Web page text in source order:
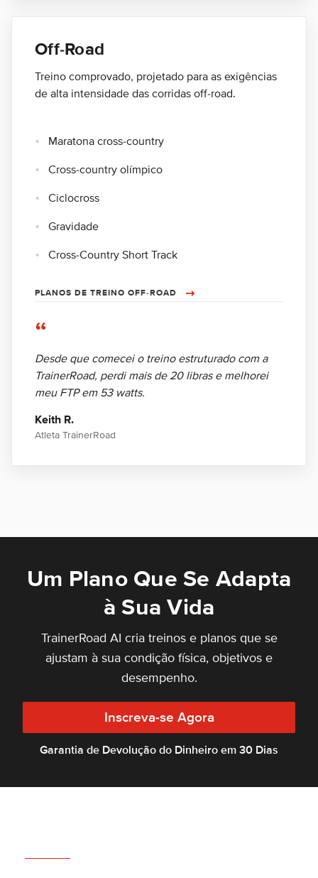
Off-Road
Treino comprovado, projetado para as exigências
de alta intensidade das corridas off-road.
Maratona cross-country
Cross-country olímpico
Ciclocross
Gravidade
Cross-Country Short Track
PLANOS DE TREINO OFF-ROAD
“
Desde que comecei o treino estruturado com a
TrainerRoad, perdi mais de 20 libras e melhorei
meu FTP em 53 watts.
Keith R.
Atleta TrainerRoad
Um Plano Que Se Adapta
à Sua Vida
TrainerRoad AI cria treinos e planos que se
ajustam à sua condição física, objetivos e
desempenho.
Inscreva-se Agora
Garantia de Devolução do Dinheiro em 30 Dias